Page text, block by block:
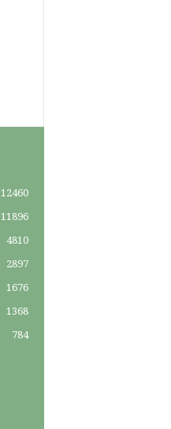
12460
11896
4810
2897
1676
1368
784